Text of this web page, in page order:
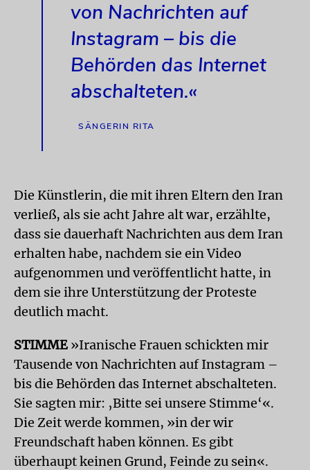
von Nachrichten auf
Instagram – bis die
Behörden das Internet
abschalteten.«
SÄNGERIN RITA
Die Künstlerin, die mit ihren Eltern den Iran
verließ, als sie acht Jahre alt war, erzählte,
dass sie dauerhaft Nachrichten aus dem Iran
erhalten habe, nachdem sie ein Video
aufgenommen und veröffentlicht hatte, in
dem sie ihre Unterstützung der Proteste
deutlich macht.
STIMME »Iranische Frauen schickten mir
Tausende von Nachrichten auf Instagram –
bis die Behörden das Internet abschalteten.
Sie sagten mir: ‚Bitte sei unsere Stimme‘«.
Die Zeit werde kommen, »in der wir
Freundschaft haben können. Es gibt
überhaupt keinen Grund, Feinde zu sein«.